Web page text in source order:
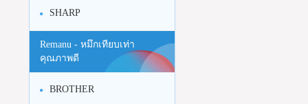
SHARP
Remanu - หมึกเทียบเท่า
คุณภาพดี
BROTHER